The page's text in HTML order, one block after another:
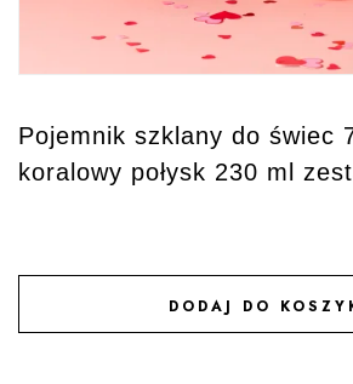
Pojemnik szklany do świec
koralowy połysk 230 ml
DODAJ DO
DODAJ DO